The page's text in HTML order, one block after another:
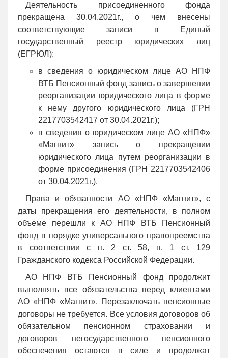
Деятельность присоединенного фонда
прекращена 30.04.2021г., о чем внесены
соответствующие записи в Единый
государственный реестр юридических лиц
(ЕГРЮЛ):
в сведения о юридическом лице АО НПФ
ВТБ Пенсионный фонд запись о завершении
реорганизации юридического лица в форме
к нему другого юридического лица (ГРН
2217703542417 от 30.04.2021г.);
в сведения о юридическом лице АО «НПФ»
«Магнит» запись о прекращении
юридического лица путем реорганизации в
форме присоединения (ГРН 2217703542406
от 30.04.2021г.).
Права и обязанности АО «НПФ «Магнит», с
даты прекращения его деятельности, в полном
объеме перешли к АО НПФ ВТБ Пенсионный
фонд в порядке универсального правопреемства
в соответствии с п. 2 ст. 58, п. 1 ст. 129
Гражданского кодекса Российской Федерации.
АО НПФ ВТБ Пенсионный фонд продолжит
выполнять все обязательства перед клиентами
АО «НПФ «Магнит». Перезаключать пенсионные
договоры не требуется. Все условия договоров об
обязательном пенсионном страховании и
договоров негосударственного пенсионного
обеспечения остаются в силе и продолжат